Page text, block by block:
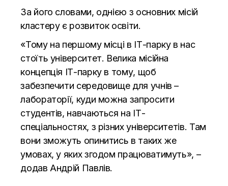
За його словами, однією з основних місій
кластеру є розвиток освіти.
«Тому на першому місці в ІТ-парку в нас
стоїть університет. Велика місійна
концепція ІТ-парку в тому, щоб
забезпечити середовище для учнів –
лабораторії, куди можна запросити
студентів, навчаються на ІТ-
спеціальностях, з різних університетів. Там
вони зможуть опинитись в таких же
умовах, у яких згодом працюватимуть», –
додав Андрій Павлів.